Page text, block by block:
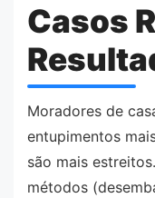
Casos
Moradores de
entupimentos
são mais
métodos